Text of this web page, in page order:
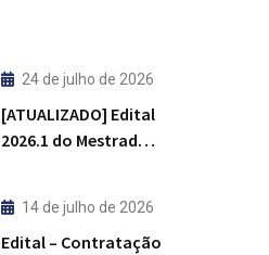
24 de julho de 2026
[ATUALIZADO] Edital
2026.1 do Mestrado
Ambiental do ITEP
14 de julho de 2026
Edital – Contratação